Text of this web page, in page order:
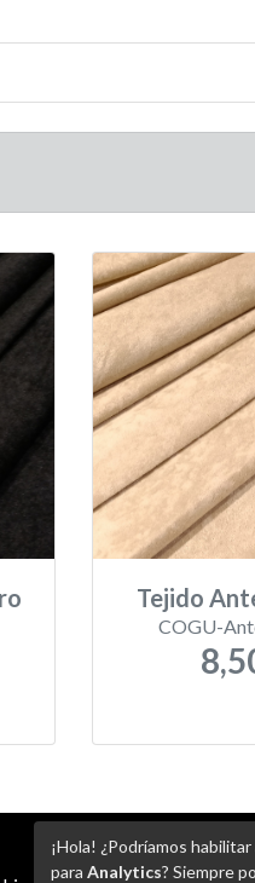
Tejido
COGU-
¡Hola! ¿Podríamos
para Analytics? Siempre